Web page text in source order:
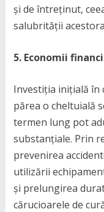
și de întreținut,
salubrității
5. Economii
Investiția inițială în
părea o cheltuială
termen lung pot
substanțiale. Prin
prevenirea
utilizării
și prelungirea
cărucioarele de